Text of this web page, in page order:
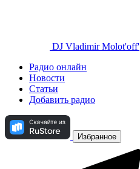
DJ Vladimir Molot'off'
Радио онлайн
Новости
Статьи
Добавить радио
Избранное